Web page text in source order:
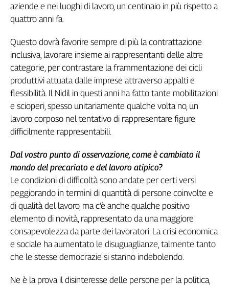
aziende e nei luoghi di lavoro, un centinaio in più rispetto a
quattro anni fa.
Questo dovrà favorire sempre di più la contrattazione
inclusiva, lavorare insieme ai rappresentanti delle altre
categorie, per contrastare la frammentazione dei cicli
produttivi attuata dalle imprese attraverso appalti e
flessibilità. Il Nidil in questi anni ha fatto tante mobilitazioni
e scioperi, spesso unitariamente qualche volta no, un
lavoro corposo nel tentativo di rappresentare figure
difficilmente rappresentabili.
Dal vostro punto di osservazione, come è cambiato il
mondo del precariato e del lavoro atipico?
Le condizioni di difficoltà sono andate per certi versi
peggiorando in termini di quantità di persone coinvolte e
di qualità del lavoro, ma c’è anche qualche positivo
elemento di novità, rappresentato da una maggiore
consapevolezza da parte dei lavoratori. La crisi economica
e sociale ha aumentato le disuguaglianze, talmente tanto
che le stesse democrazie si stanno indebolendo.
Ne è la prova il disinteresse delle persone per la politica,